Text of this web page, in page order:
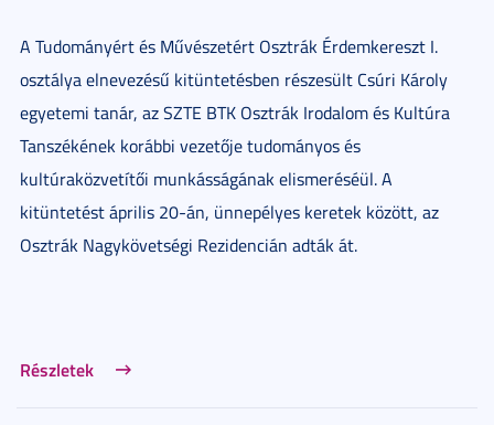
A Tudományért és Művészetért Osztrák Érdemkereszt I.
osztálya elnevezésű kitüntetésben részesült Csúri Károly
egyetemi tanár, az SZTE BTK Osztrák Irodalom és Kultúra
Tanszékének korábbi vezetője tudományos és
kultúraközvetítői munkásságának elismeréséül. A
kitüntetést április 20-án, ünnepélyes keretek között, az
Osztrák Nagykövetségi Rezidencián adták át.
Részletek